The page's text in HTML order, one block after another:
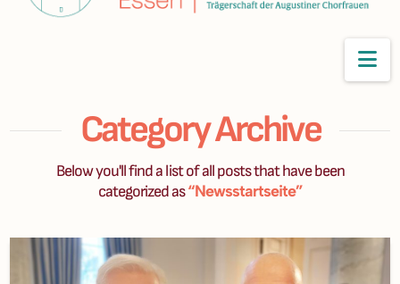
Category Archive
Below you'll find a list of all posts that have been
categorized as“Newsstartseite”